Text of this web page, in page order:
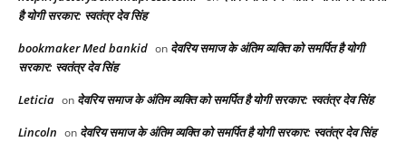
है योगी सरकार: स्वतंत्र देव सिंह
bookmaker Med bankid on देवरिय समाज के अंतिम व्यक्ति को समर्पित है योगी
सरकार: स्वतंत्र देव सिंह
Leticia on देवरिय समाज के अंतिम व्यक्ति को समर्पित है योगी सरकार: स्वतंत्र देव सिंह
Lincoln on देवरिय समाज के अंतिम व्यक्ति को समर्पित है योगी सरकार: स्वतंत्र देव सिंह